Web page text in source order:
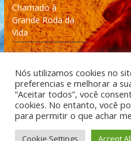
Chamado à
Grande Roda da
Vida
Desenvolvido:
Tecnologia
Nós utilizamos cookies no
preferencias e melhorar a
“Aceitar todos”, você
cookies. No entanto, você
para permitir o que achar
Cookie Settings Accept